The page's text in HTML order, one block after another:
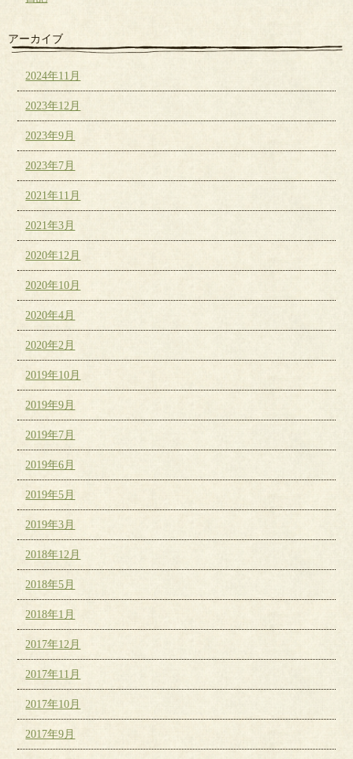
アーカイブ
2024年11月
2023年12月
2023年9月
2023年7月
2021年11月
2021年3月
2020年12月
2020年10月
2020年4月
2020年2月
2019年10月
2019年9月
2019年7月
2019年6月
2019年5月
2019年3月
2018年12月
2018年5月
2018年1月
2017年12月
2017年11月
2017年10月
2017年9月